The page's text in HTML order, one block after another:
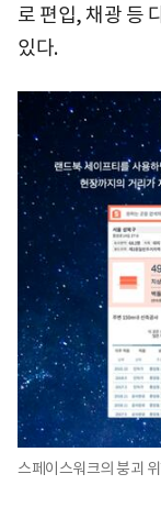
로 편입, 채광 등
있다.
스페이스워크의 붕괴